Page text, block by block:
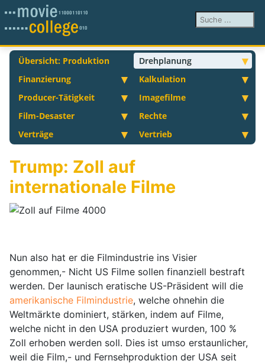
Suchen ...
Übersicht: Produktion
Drehplanung
Finanzierung
Kalkulation
Producer-Tätigkeit
Imagefilme
Film-Desaster
Rechte
Verträge
Vertrieb
Trump: Zoll auf
internationale Filme
Nun also hat er die Filmindustrie ins Visier
genommen,- Nicht US Filme sollen finanziell bestraft
werden. Der launisch eratische US-Präsident will die
amerikanische Filmindustrie, welche ohnehin die
Weltmärkte dominiert, stärken, indem auf Filme,
welche nicht in den USA produziert wurden, 100 %
Zoll erhoben werden soll. Dies ist umso erstaunlicher,
weil die Film,- und Fernsehproduktion der USA seit